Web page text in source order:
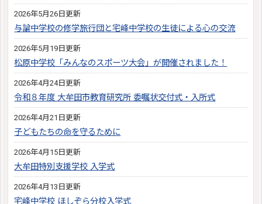
2026年5月26日更新
与論中学校の修学旅行団と宅峰中学校の生徒による心の交流
2026年5月19日更新
松原中学校「みんなのスポーツ大会」が開催されました！
2026年4月24日更新
令和８年度 大牟田市教育研究所 委嘱状交付式・入所式
2026年4月21日更新
子どもたちの命を守るために
2026年4月15日更新
大牟田特別支援学校 入学式
2026年4月13日更新
宅峰中学校 ほしぞら分校入学式